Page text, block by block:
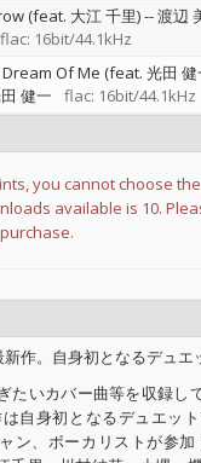
(feat. 大江 千里)--渡辺
flac: 16bit/44.1kHz
Of Me (feat. 光田 健
健一 flac: 16bit/44.1kHz
you cannot choose
available is 10.
作。自身初となるデュエ
たいカバー曲等を収録し
自身初となるデュエッ
ン、ボーカリストが参加